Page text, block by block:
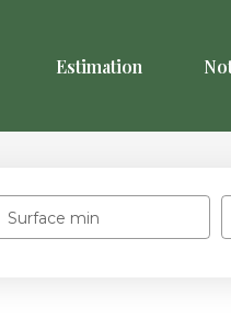
Estimation
Surface min